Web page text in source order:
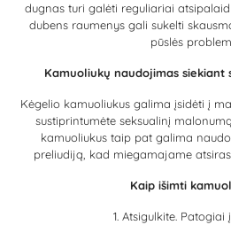
dugnas turi galėti reguliariai
dubens raumenys gali sukelti
pūslės
Kamuoliukų naudojimas siekiant
Kėgelio kamuoliukus galima įsidėti į
sustiprintumėte seksualinį
kamuoliukus taip pat galima
preliudiją, kad miegamajame
Kaip išimti
1. Atsigulkite. Patogiai